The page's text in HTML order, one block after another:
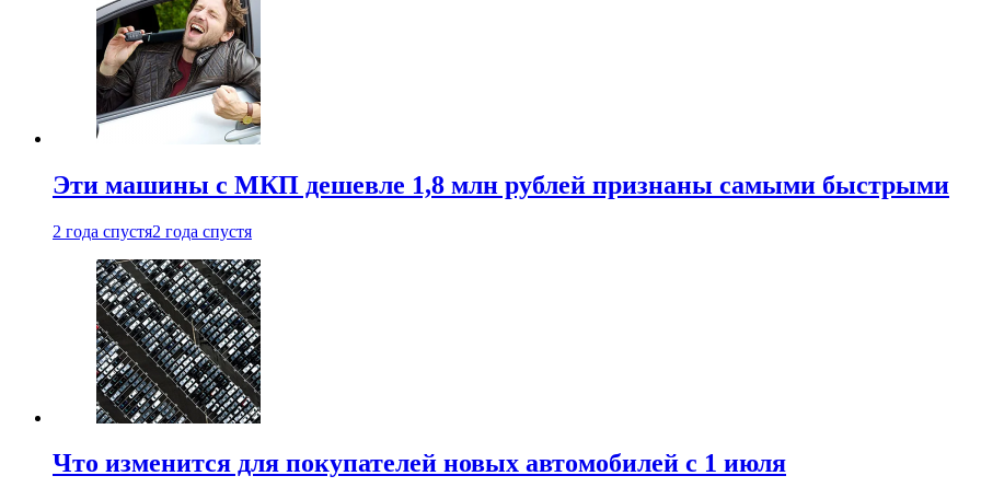
Эти машины с МКП дешевле 1,8 млн рублей признаны самыми быстрыми
2 года спустя2 года спустя
Что изменится для покупателей новых автомобилей с 1 июля